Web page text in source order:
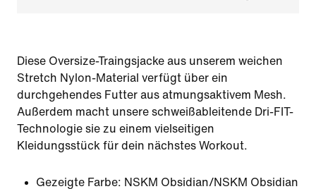
Diese Oversize-Traingsjacke aus unserem weichen
Stretch Nylon-Material verfügt über ein
durchgehendes Futter aus atmungsaktivem Mesh.
Außerdem macht unsere schweißableitende Dri-FIT-
Technologie sie zu einem vielseitigen
Kleidungsstück für dein nächstes Workout.
Gezeigte Farbe: NSKM Obsidian/NSKM Obsidian